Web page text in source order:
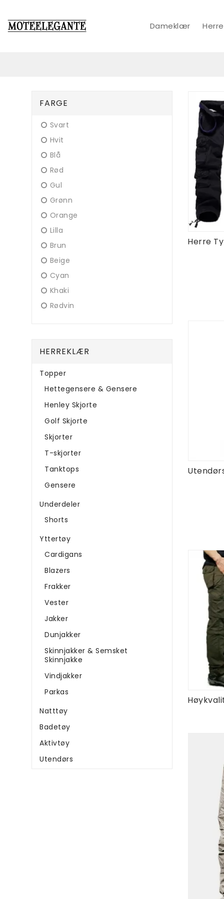
Dameklær
FARGE
Svart
Hvit
Blå
Rød
Gul
Grønn
Orange
Lilla
Brun
Beige
Cyan
Khaki
Rødvin
HERREKLÆR
Topper
Hettegensere & Gensere
Henley Skjorte
Golf Skjorte
Skjorter
T-skjorter
Tanktops
Gensere
Underdeler
Shorts
Yttertøy
Cardigans
Blazers
Frakker
Vester
Jakker
Dunjakker
Skinnjakker & Semsket
Skinnjakke
Vindjakker
Parkas
Natttøy
Badetøy
Aktivtøy
Utendørs